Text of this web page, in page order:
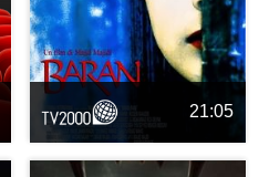
21:05